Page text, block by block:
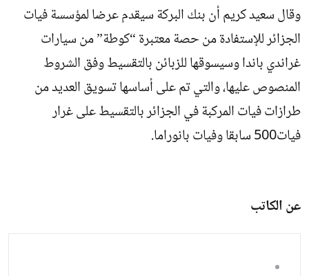
وقال سعيد كريم أن بنك البركة سيقدم عرضا لمؤسسة فيات
الجزائر للإستفادة من حصة معتبرة “كوطة” من سيارات
غراندي باندا وسيسوقها للزبائن بالتقسيط وفق الشروط
المنصوص عليها، والتي تم على أساسها تسويق العديد من
طرازات فيات المركبة في الجزائر بالتقسيط على غرار
فيات500 سابقا وفيات بانوراما.
عن الكاتب